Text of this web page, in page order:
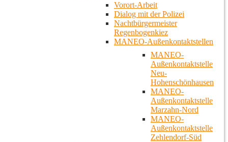
Vorort-Arbeit
Dialog mit der Polizei
Nachtbürgermeister
Regenbogenkiez
MANEO-Außenkontaktstellen
MANEO-
Außenkontaktstelle
Neu-
Hohenschönhausen
MANEO-
Außenkontaktstelle
Marzahn-Nord
MANEO-
Außenkontaktstelle
Zehlendorf-Süd